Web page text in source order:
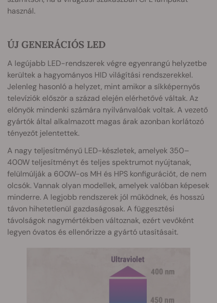
használ.
ÚJ GENERÁCIÓS LED
A legújabb LED-rendszerek végre egyenrangú helyzetbe
kerültek a hagyományos HID világítási rendszerekkel.
Jelenleg hasonló a helyzet, mint amikor a síkképernyős
televíziók először a század elején elérhetővé váltak. Az
előnyök mindenki számára nyilvánvalóak voltak. A vezető
gyártók által alkalmazott magas árak azonban korlátozó
tényezőt jelentettek.
A nagy teljesítményű LED-készletek, amelyek 350–
400W teljesítményt és teljes spektrumot nyújtanak,
felülmúlják a 600W-os MH és HPS konfigurációt, de nem
olcsók. Vannak olyan modellek, amelyek valóban képesek
minderre. A legjobb rendszerek jól működnek, és hosszú
távon hihetetlenül gazdaságosak. A függesztési
távolságok nagymértékben változnak, ezért vevőként
legyen óvatos és ellenőrizze a gyártó utasításait.